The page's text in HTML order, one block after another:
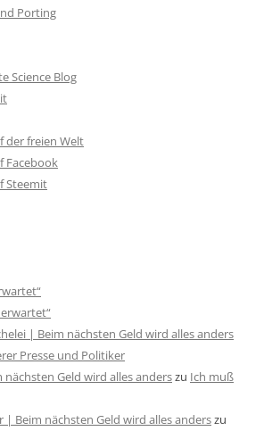
Porting
Science Blog
der freien Welt
Facebook
Steemit
| Beim nächsten Geld wird alles anders
Presse und Politiker
nächsten Geld wird alles anderszu Ich muß
Beim nächsten Geld wird alles anderszu